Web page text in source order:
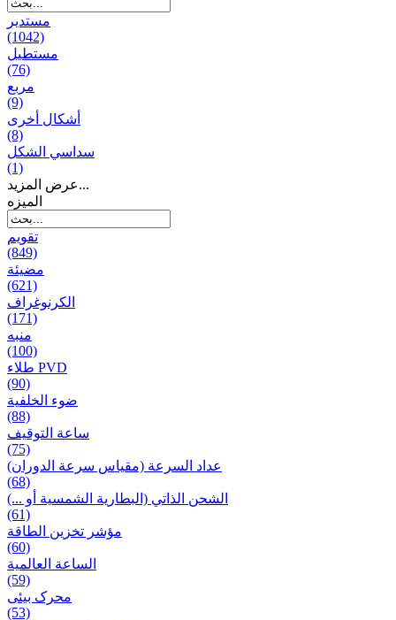
مستدير
(1042)
مستطيل
(76)
مربع
(9)
أشكال أخرى
(8)
سداسي الشكل
(1)
عرض المزيد...
المیزه
تقويم
(849)
مضيئة
(621)
الكرنوغراف
(171)
منبه
(100)
طلاء PVD
(90)
ضوء الخلفية
(88)
ساعة التوقيف
(75)
عداد السرعة (مقياس سرعة الدوران)
(68)
الشحن الذاتي (البطارية الشمسية أو ...)
(61)
مؤشر تخزين الطاقة
(60)
الساعة العالمية
(59)
محرک بیئی
(53)